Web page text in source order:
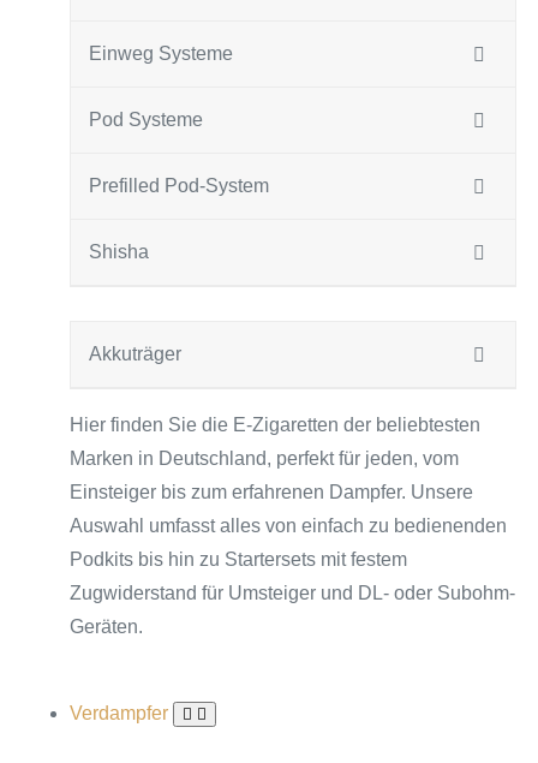
Einweg Systeme
Pod Systeme
Prefilled Pod-System
Shisha
Akkuträger
Hier finden Sie die E-Zigaretten der beliebtesten
Marken in Deutschland, perfekt für jeden, vom
Einsteiger bis zum erfahrenen Dampfer. Unsere
Auswahl umfasst alles von einfach zu bedienenden
Podkits bis hin zu Startersets mit festem
Zugwiderstand für Umsteiger und DL- oder Subohm-
Geräten.
Verdampfer